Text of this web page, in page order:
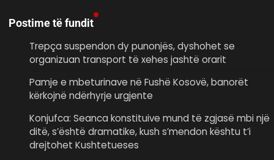
Postime të fundit
Trepça suspendon dy punonjës, dyshohet se
organizuan transport të xehes jashtë orarit
Pamje e mbeturinave në Fushë Kosovë, banorët
kërkojnë ndërhyrje urgjente
Konjufca: Seanca konstituive mund të zgjasë mbi një
ditë, s’është dramatike, kush s’mendon kështu t’i
drejtohet Kushtetueses